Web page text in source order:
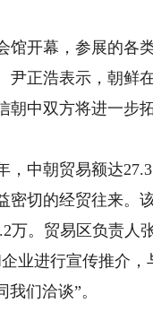
开幕，参展的各
尹正浩表示，朝鲜
朝中双方将进一步
中朝贸易额达
切的经贸往来。
万。贸易区负责人
业进行宣传推介，
们洽谈”。